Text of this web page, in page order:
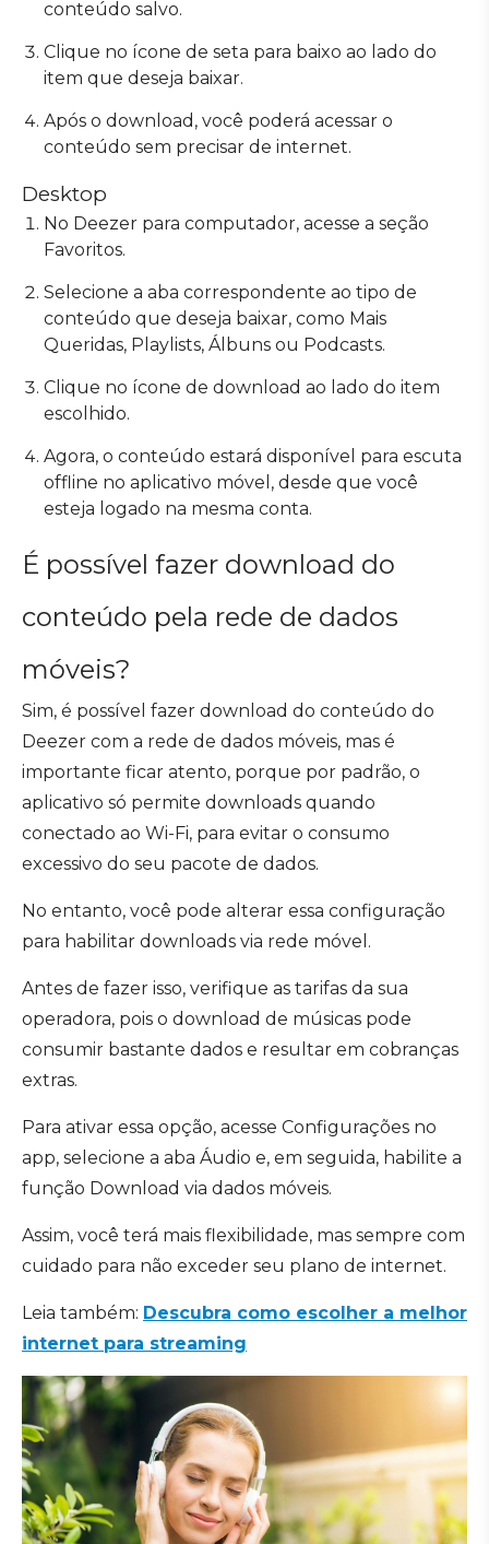
conteúdo salvo.
Clique no ícone de seta para baixo ao lado do
item que deseja baixar.
Após o download, você poderá acessar o
conteúdo sem precisar de internet.
Desktop
No Deezer para computador, acesse a seção
Favoritos.
Selecione a aba correspondente ao tipo de
conteúdo que deseja baixar, como Mais
Queridas, Playlists, Álbuns ou Podcasts.
Clique no ícone de download ao lado do item
escolhido.
Agora, o conteúdo estará disponível para escuta
offline no aplicativo móvel, desde que você
esteja logado na mesma conta.
É possível fazer download do
conteúdo pela rede de dados
móveis?
Sim, é possível fazer download do conteúdo do
Deezer com a rede de dados móveis, mas é
importante ficar atento, porque por padrão, o
aplicativo só permite downloads quando
conectado ao Wi-Fi, para evitar o consumo
excessivo do seu pacote de dados.
No entanto, você pode alterar essa configuração
para habilitar downloads via rede móvel.
Antes de fazer isso, verifique as tarifas da sua
operadora, pois o download de músicas pode
consumir bastante dados e resultar em cobranças
extras.
Para ativar essa opção, acesse Configurações no
app, selecione a aba Áudio e, em seguida, habilite a
função Download via dados móveis.
Assim, você terá mais flexibilidade, mas sempre com
cuidado para não exceder seu plano de internet.
Leia também: Descubra como escolher a melhor
internet para streaming